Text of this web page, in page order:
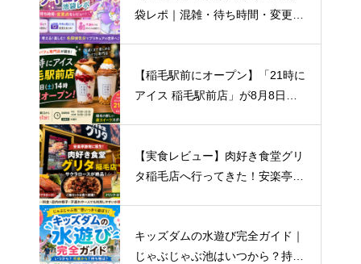
袋レポ｜混雑・待ち時間・変更点
【稲毛駅前にオープン】「21時に
アイス 稲毛駅前店」が8月8日開
【実食レビュー】肉好き食堂グリ
タ稲毛店へ行ってきた！安楽亭跡
キッズダムの水遊び完全ガイド｜
じゃぶじゃぶ池はいつから？持ち